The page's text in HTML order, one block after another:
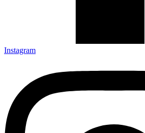
Instagram